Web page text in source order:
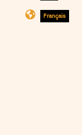
Français